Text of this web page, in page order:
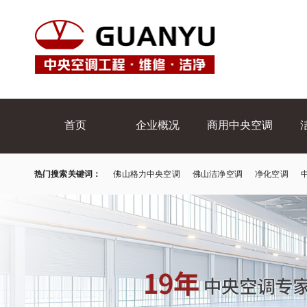
首页
首页
企业概况
企业概况
商用中央空调
商用中央空调
热门搜索关键词： 佛山格力中央空调 佛山洁净空调 净化空调